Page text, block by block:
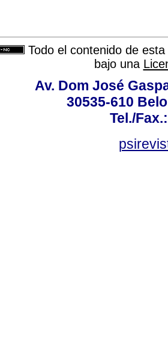
Todo el contenido de
bajo una
Av. Dom José
30535-610
Tel./